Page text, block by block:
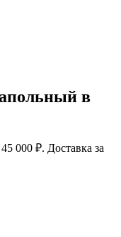
в
000 ₽. Доставка за